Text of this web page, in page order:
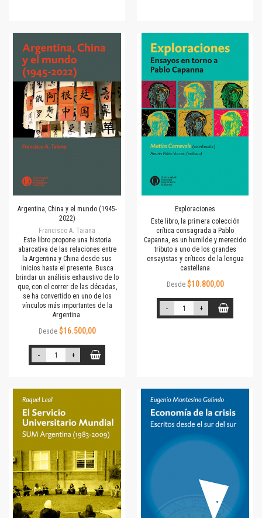
Argentina, China y el mundo (1945-
2022)
Francisco A. Taiana
Este libro propone una historia
abarcativa de las relaciones entre
la Argentina y China desde sus
inicios hasta el presente. Busca
brindar un análisis exhaustivo de lo
que, con el correr de las décadas,
se ha convertido en uno de los
vínculos más importantes de la
Argentina.
Desde $16.500,00
- +
Exploraciones
Este libro, la primera colección
crítica consagrada a Pablo
Capanna, es un humilde y merecido
tributo a uno de los grandes
ensayistas y críticos de la lengua
castellana
Desde $10.800,00
- +